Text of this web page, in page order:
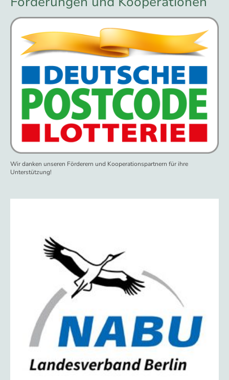
Wir danken unseren Förderern und Kooperationspartnern für ihre
Unterstützung!